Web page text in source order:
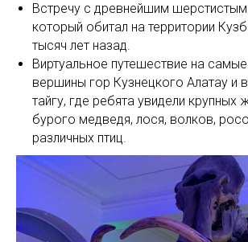
Встречу с древнейшим
который обитал на территории
тысяч лет назад.
Виртуальное путешествие на
вершины гор Кузнецкого Алатау и
тайгу, где ребята увидели крупных
бурого медведя, лося, волков,
различных птиц.